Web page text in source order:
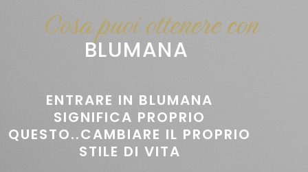
Cosa puoi ottenere con
BLUMANA
ENTRARE IN BLUMANA
SIGNIFICA PROPRIO
QUESTO..CAMBIARE IL PROPRIO
STILE DI VITA